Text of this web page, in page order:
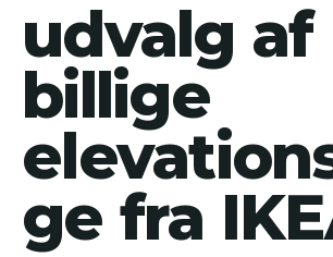
udvalg af
billige
ge fra